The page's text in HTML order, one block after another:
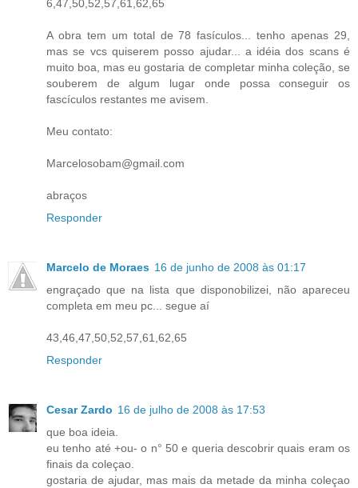
6,47,50,52,57,61,62,65
A obra tem um total de 78 fasículos... tenho apenas 29,
mas se vcs quiserem posso ajudar... a idéia dos scans é
muito boa, mas eu gostaria de completar minha coleção, se
souberem de algum lugar onde possa conseguir os
fascículos restantes me avisem.
Meu contato:
Marcelosobam@gmail.com
abraços
Responder
Marcelo de Moraes 16 de junho de 2008 às 01:17
engraçado que na lista que disponobilizei, não apareceu
completa em meu pc... segue aí
43,46,47,50,52,57,61,62,65
Responder
Cesar Zardo 16 de julho de 2008 às 17:53
que boa ideia.
eu tenho até +ou- o n° 50 e queria descobrir quais eram os
finais da coleçao.
gostaria de ajudar, mas mais da metade da minha coleçao